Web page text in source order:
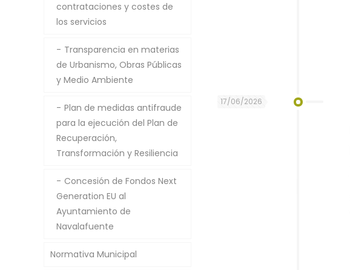
17/06/2026
contrataciones y costes de
los servicios
Transparencia en materias
de Urbanismo, Obras Públicas
y Medio Ambiente
Plan de medidas antifraude
para la ejecución del Plan de
Recuperación,
Transformación y Resiliencia
Concesión de Fondos Next
Generation EU al
Ayuntamiento de
Navalafuente
Normativa Municipal